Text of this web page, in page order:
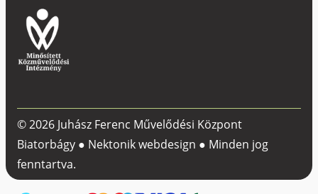
© 2026 Juhász Ferenc Művelődési Központ
Biatorbágy ● Nektonik webdesign ● Minden jog
fenntartva.